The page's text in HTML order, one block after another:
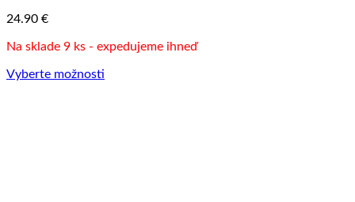
stránke
24.90 €
Na sklade 9 ks - expedujeme ihneď
Vyberte možnosti